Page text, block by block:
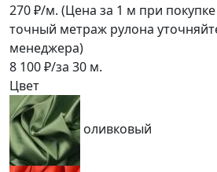
270₽/м. (Цена за 1 м при
точный метраж рулона
менеджера)
8 100₽/за 30 м.
Цвет
оливковый